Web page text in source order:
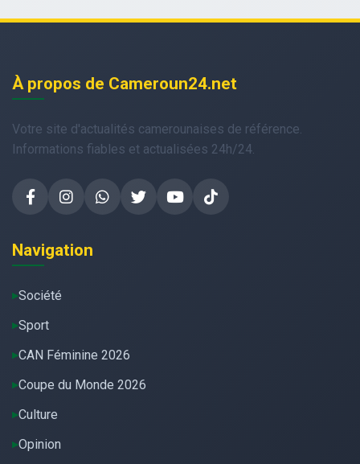
À propos de Cameroun24.net
Votre site d'actualités camerounaises de référence.
Informations fiables et actualisées 24h/24.
Navigation
Société
Sport
CAN Féminine 2026
Coupe du Monde 2026
Culture
Opinion